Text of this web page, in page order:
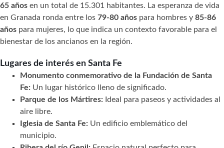
65 años en un total de 15.301 habitantes. La esperanza de vida
en Granada ronda entre los 79-80 años para hombres y 85-86
años para mujeres, lo que indica un contexto favorable para el
bienestar de los ancianos en la región.
Lugares de interés en Santa Fe
Monumento conmemorativo de la Fundación de Santa
Fe: Un lugar histórico lleno de significado.
Parque de los Mártires: Ideal para paseos y actividades al
aire libre.
Iglesia de Santa Fe: Un edificio emblemático del
municipio.